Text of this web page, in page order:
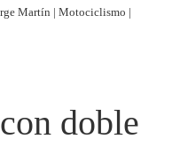
Martín | Motociclismo |
doble